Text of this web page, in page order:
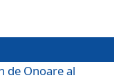
de Onoare al